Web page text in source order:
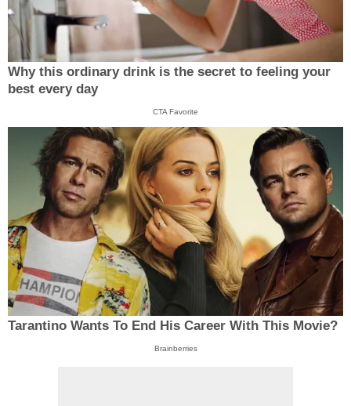
Why this ordinary drink is the secret to feeling your
best every day
CTA Favorite
Tarantino Wants To End His Career With This Movie?
Brainberries